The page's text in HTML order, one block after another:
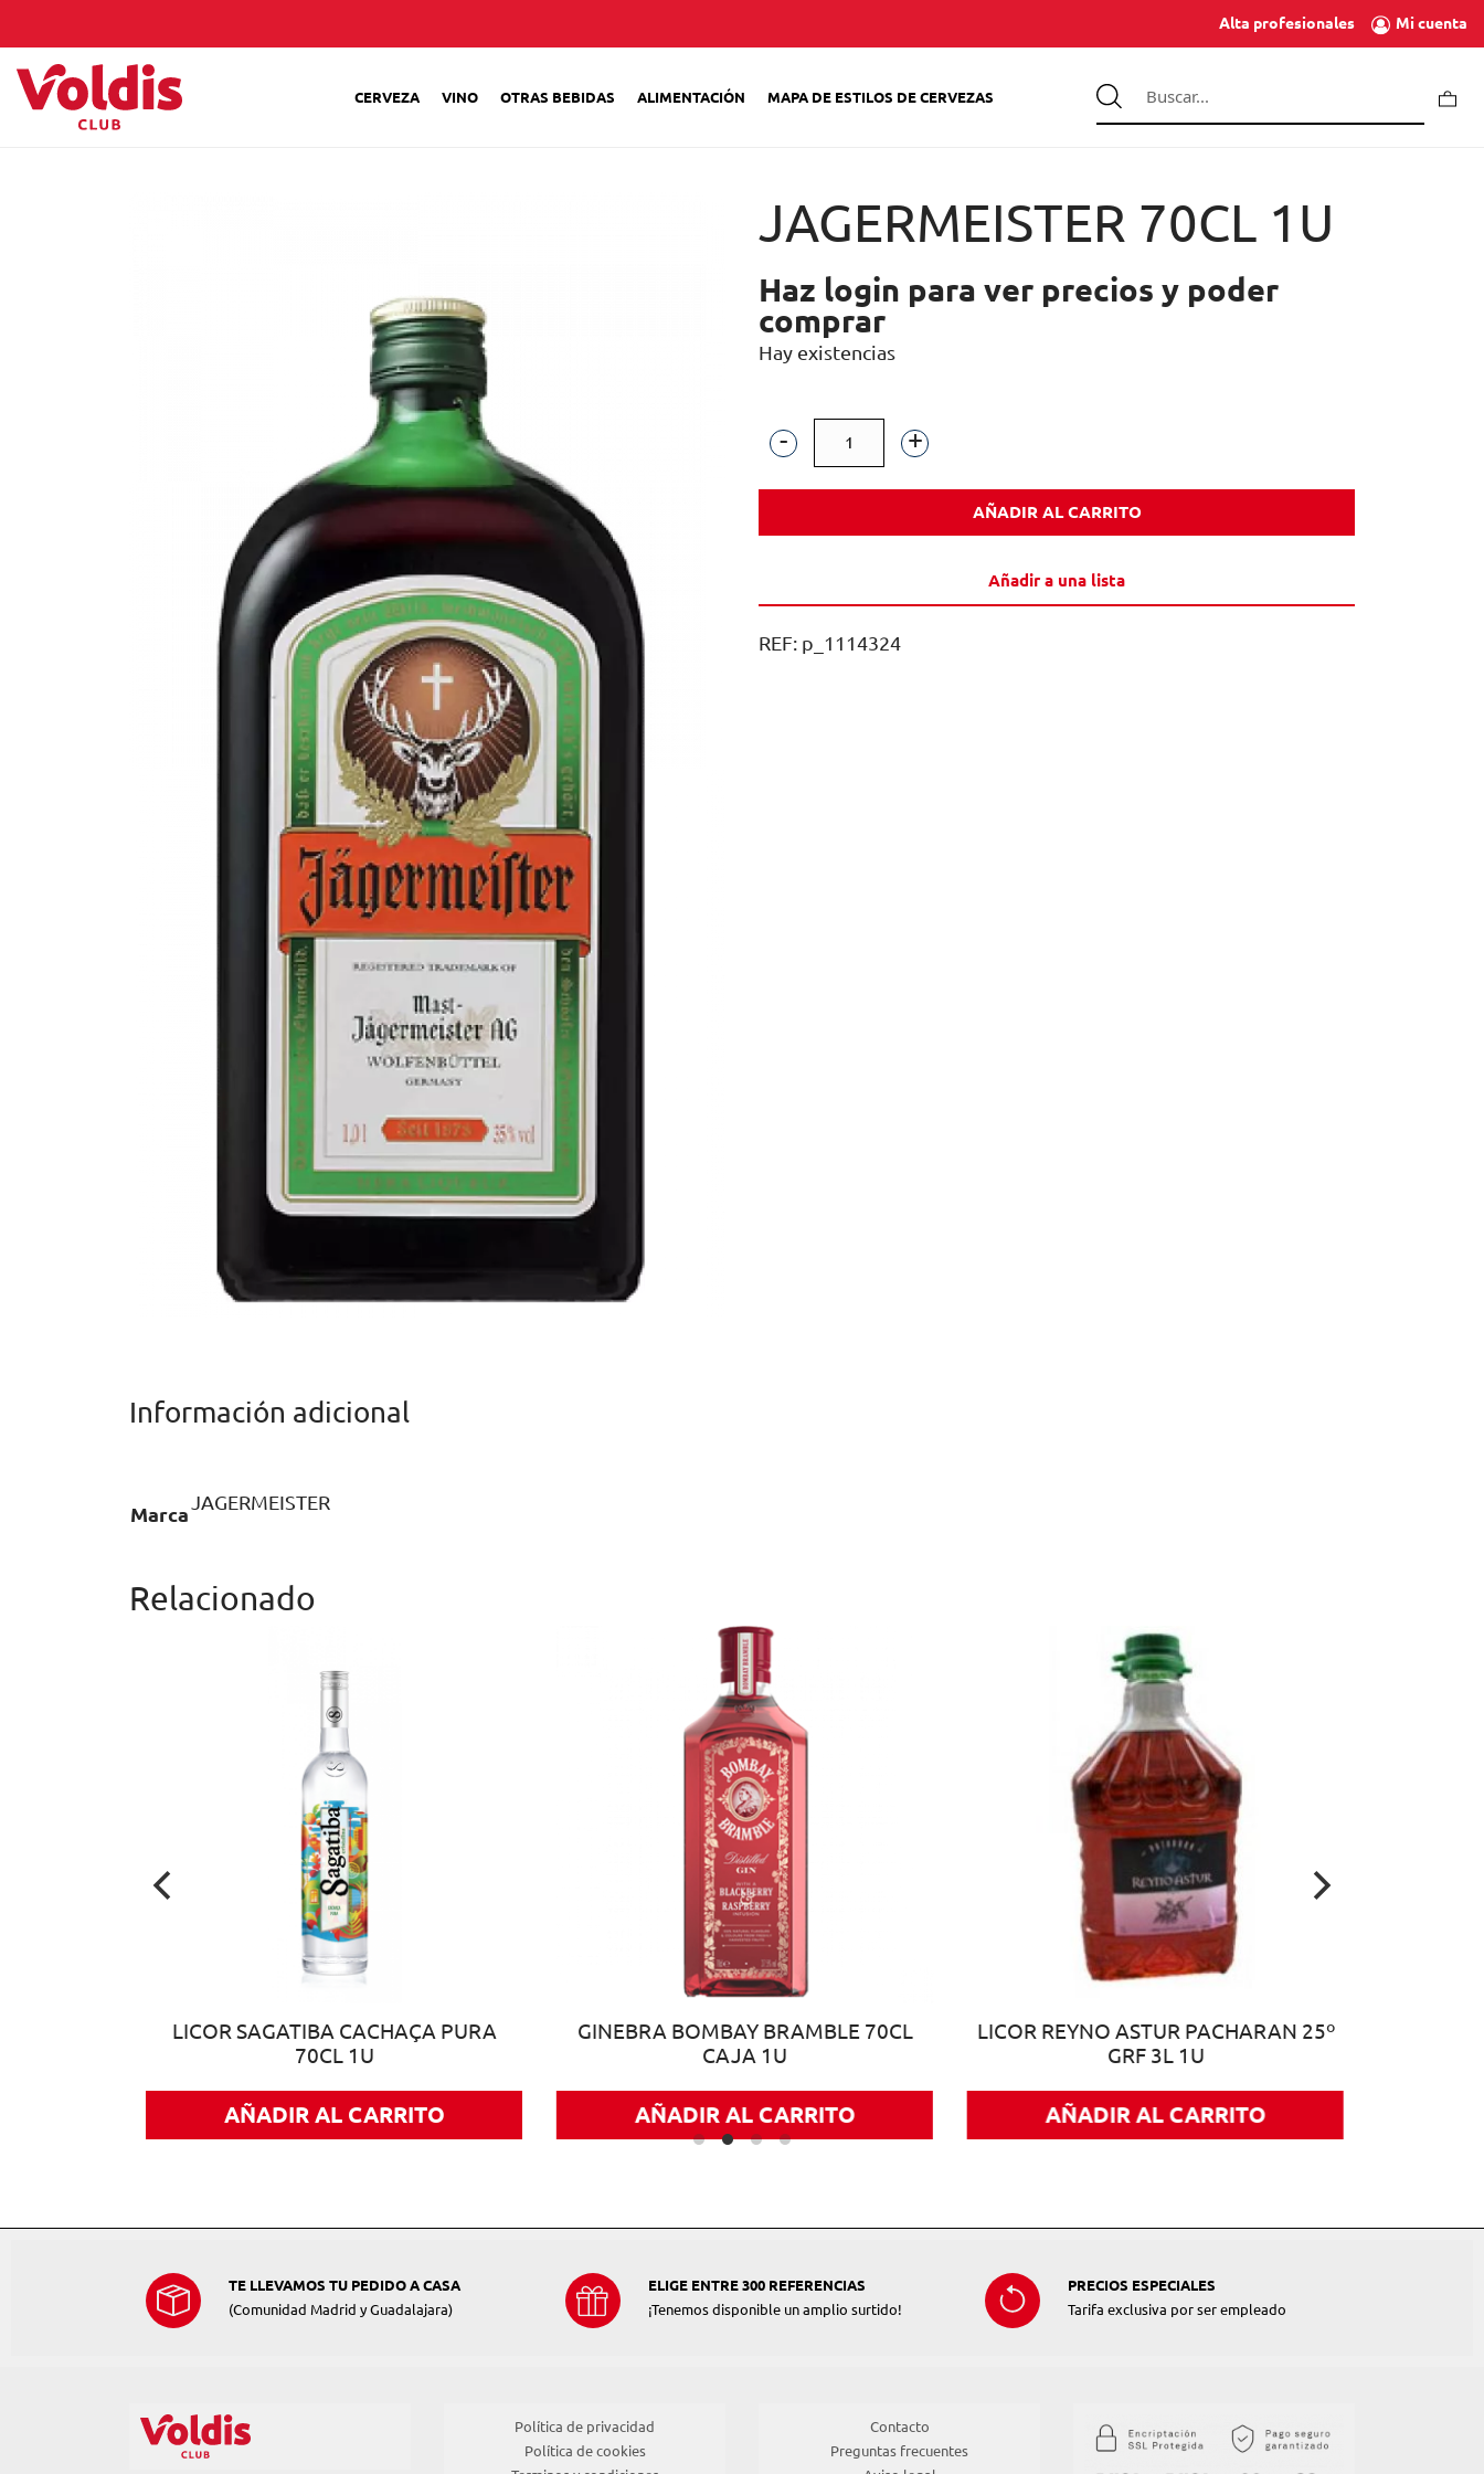
Alta profesionales Mi cuenta
CERVEZA VINO OTRAS BEBIDAS ALIMENTACIÓN MAPA DE ESTILOS DE CERVEZAS
JAGERMEISTER 70CL 1U
Haz login para ver precios y poder
comprar
Hay existencias
JAGERMEISTER
70CL
AÑADIR AL CARRITO
Añadir a una lista
REF: p_1114324
Información adicional
Marca
JAGERMEISTER
Relacionado
LICOR SAGATIBA CACHAÇA PURA
70CL 1U
AÑADIR AL CARRITO
GINEBRA BOMBAY BRAMBLE 70CL
CAJA 1U
AÑADIR AL CARRITO
LICOR REYNO ASTUR PACHARAN 25º
GRF 3L 1U
AÑADIR AL CARRITO
TE LLEVAMOS TU PEDIDO A CASA
(Comunidad Madrid y Guadalajara)
ELIGE ENTRE 300 REFERENCIAS
¡Tenemos disponible un amplio surtido!
PRECIOS ESPECIALES
Tarifa exclusiva por ser empleado
Política de privacidad
Política de cookies
Contacto
Preguntas frecuentes